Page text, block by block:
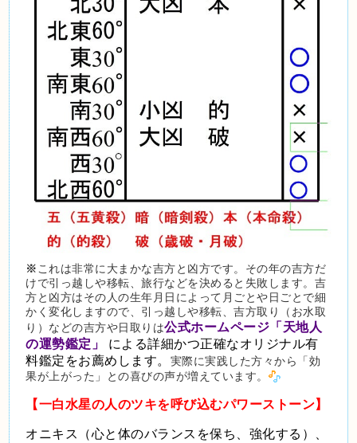
※ これは非常に大まかな吉方と凶方です。その年の吉方だ
けで引っ越しや移転、旅行などを決めると失敗します。吉
方と凶方はその人の生年月日によって月ごとや日ごとで細
かく変化しますので、引っ越しや移転、吉方取り（お水取
り）などの吉方や日取りは公式ホームページ「天地人
の運勢鑑定」
による詳細かつ正確なオリジナル有
料鑑定をお薦めします。 実際に実践した方々から「効
果が上がった」との喜びの声が増えています。
【一白水星の人のツキを呼び込むパワーストーン】
オニキス（心と体のバランスを保ち、強化する）、